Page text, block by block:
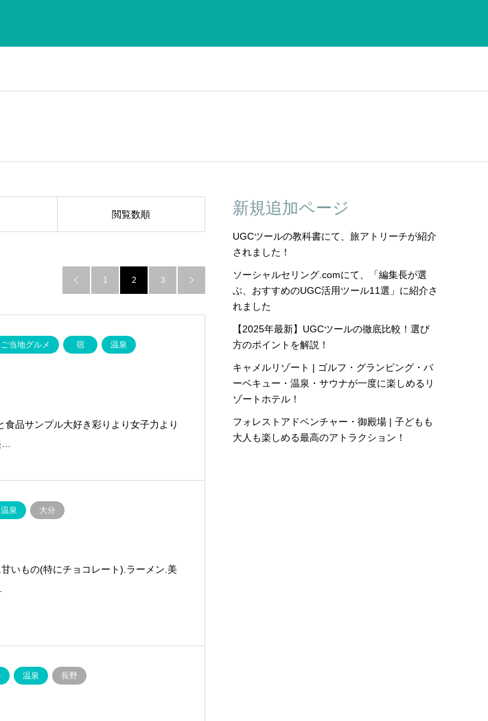
閲覧数順
 1 2 3 
ご当地グルメ 宿 温泉
品サンプル大好き彩りより女子力より
温泉 大分
いもの(特にチョコレート).ラーメン.美
温泉 長野
新規追加ページ
UGCツールの教科書にて、旅アトリーチが紹介
されました！
ソーシャルセリング.comにて、「編集長が選
ぶ、おすすめのUGC活用ツール11選」に紹介さ
れました
【2025年最新】UGCツールの徹底比較！選び
方のポイントを解説！
キャメルリゾート | ゴルフ・グランピング・バ
ーベキュー・温泉・サウナが一度に楽しめるリ
ゾートホテル！
フォレストアドベンチャー・御殿場 | 子どもも
大人も楽しめる最高のアトラクション！